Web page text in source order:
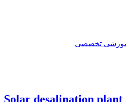
آموزشی تخصصی
Solar desalination